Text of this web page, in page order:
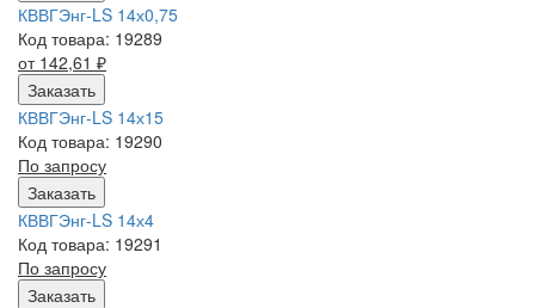
КВВГЭнг-LS 14х0,75
Код товара: 19289
от 142,61 ₽
Заказать
КВВГЭнг-LS 14х15
Код товара: 19290
По запросу
Заказать
КВВГЭнг-LS 14х4
Код товара: 19291
По запросу
Заказать